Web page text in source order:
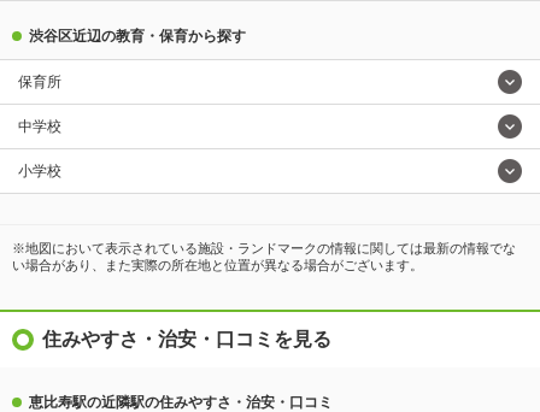
渋谷区近辺の教育・保育から探す
保育所
中学校
小学校
※地図において表示されている施設・ランドマークの情報に関しては最新の情報でな
い場合があり、また実際の所在地と位置が異なる場合がございます。
住みやすさ・治安・口コミを見る
恵比寿駅の近隣駅の住みやすさ・治安・口コミ